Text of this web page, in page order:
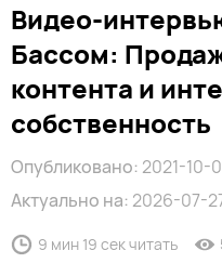
Видео-
Бассом:
контента и
собственность
Опубликовано: 2021-10-
Актуально на: 2026-07-
9 мин 19 сек читать